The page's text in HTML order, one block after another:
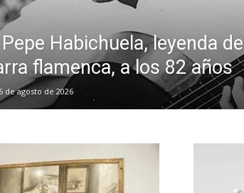
Habichuela, leyenda de
flamenca, a los 82 años
6 de agosto de 2026